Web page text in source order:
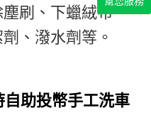
刷、下蠟絨布、
、潑水劑等。
助投幣手工洗車